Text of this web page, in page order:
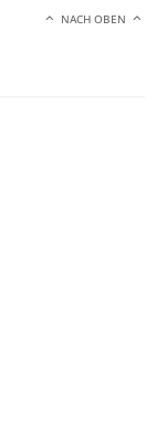
NACH OBEN